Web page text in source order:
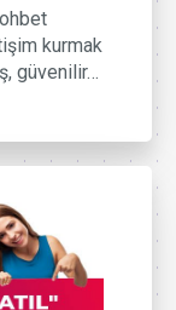
kurmak
güvenilir…